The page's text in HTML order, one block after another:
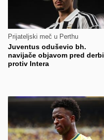
Prijateljski meč u Perthu
Juventus oduševio bh.
navijače objavom pred derbi
protiv Intera